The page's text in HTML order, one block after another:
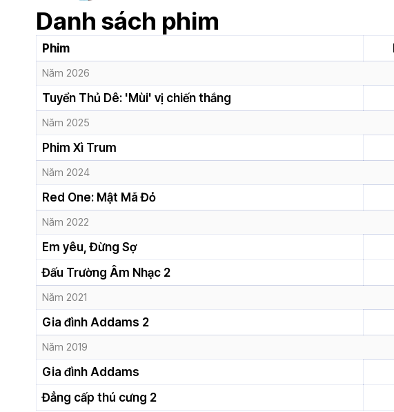
Danh sách phim
Phim
Năm 2026
Tuyển Thủ Dê: 'Mùi' vị chiến thắng
Năm 2025
Phim Xì Trum
Năm 2024
Red One: Mật Mã Đỏ
Năm 2022
Em yêu, Đừng Sợ
Đấu Trường Âm Nhạc 2
Năm 2021
Gia đình Addams 2
Năm 2019
Gia đình Addams
Đẳng cấp thú cưng 2